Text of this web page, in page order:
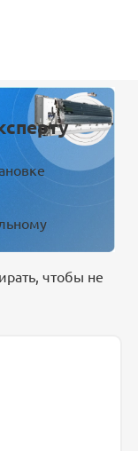
чтобы не